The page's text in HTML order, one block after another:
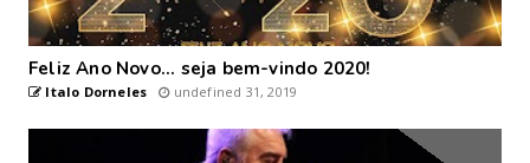
Feliz Ano Novo... seja bem-vindo 2020!
Italo Dorneles undefined 31, 2019